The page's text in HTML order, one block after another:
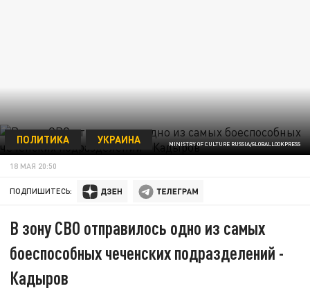
MINISTRY OF CULTURE RUSSIA/GLOBALLOOKPRESS
ПОЛИТИКА УКРАИНА
18 МАЯ 20:50
ПОДПИШИТЕСЬ:
В зону СВО отправилось одно из самых
боеспособных чеченских подразделений -
Кадыров